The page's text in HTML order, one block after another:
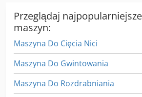
Przeglądaj
maszyn:
Maszyna Do Cięcia Nici
Maszyna Do Gwintowania
Maszyna Do Rozdrabniania